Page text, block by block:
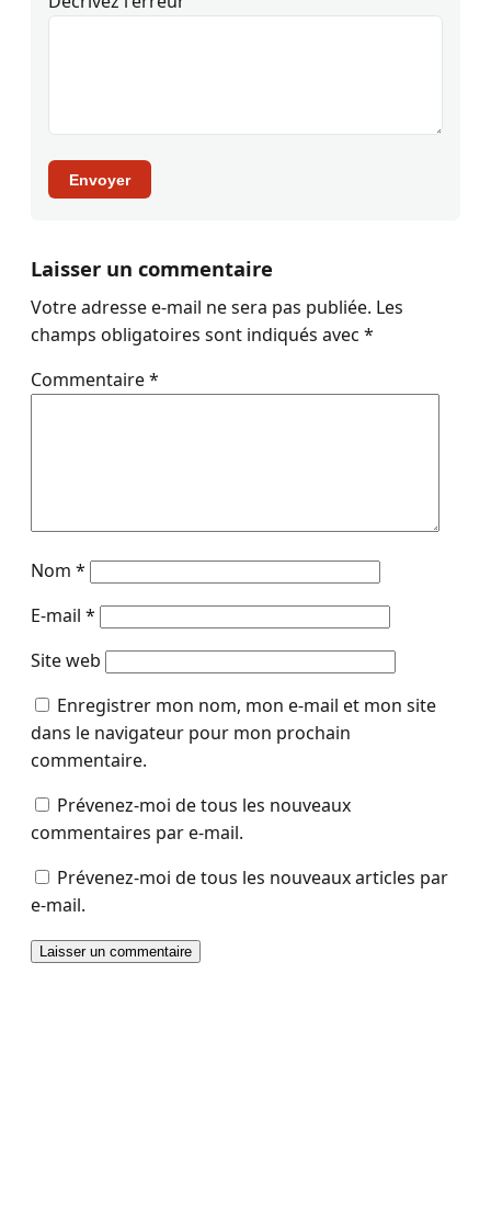
Envoyer
Laisser un commentaire
Votre adresse e-mail ne sera pas publiée. Les
champs obligatoires sont indiqués avec *
Commentaire*
Nom *
E-mail *
Site web
Enregistrer mon nom, mon e-mail et mon site
dans le navigateur pour mon prochain
commentaire.
Prévenez-moi de tous les nouveaux
commentaires par e-mail.
Prévenez-moi de tous les nouveaux articles par
e-mail.